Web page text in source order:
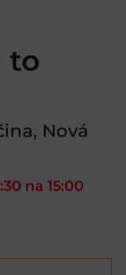
to
Nová
na 15:00